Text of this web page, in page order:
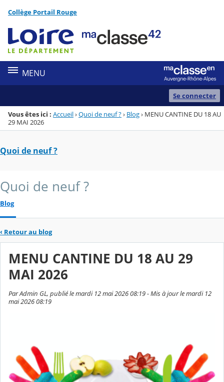
Menu de la rubrique
Contenu
Collège Portail Rouge
MENU
Se connecter
Vous êtes ici : Accueil›Quoi de neuf ?› Blog› MENU CANTINE DU 18 AU
29 MAI 2026
Quoi de neuf ?
Quoi de neuf ?
Blog
‹ Retour au blog
MENU CANTINE DU 18 AU 29
MAI 2026
Par Admin GL, publié le mardi 12 mai 2026 08:19 - Mis à jour le mardi 12
mai 2026 08:19